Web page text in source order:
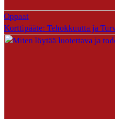
Oppaat
Korttipääte: Tehokkuutta ja